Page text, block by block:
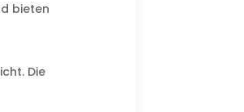
bieten
Die